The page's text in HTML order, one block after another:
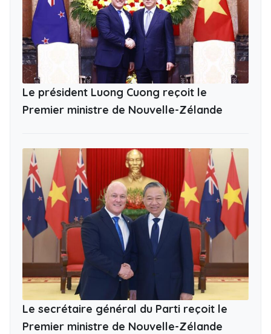
Le président Luong Cuong reçoit le
Premier ministre de Nouvelle-Zélande
Le secrétaire général du Parti reçoit le
Premier ministre de Nouvelle-Zélande